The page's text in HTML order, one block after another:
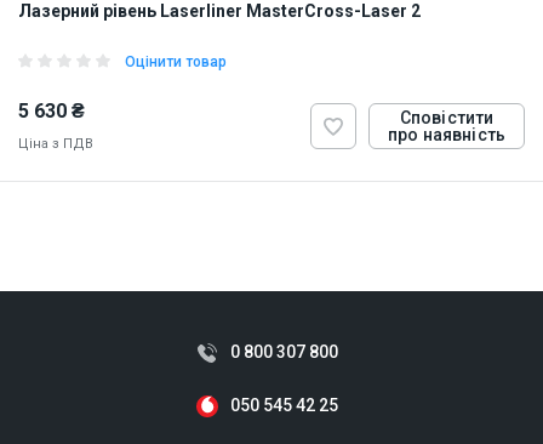
Лазерний рівень Laserliner MasterCross-Laser 2
Оцінити товар
5 630 ₴
Ціна з ПДВ
Сповістити
про наявність
0 800 307 800
050 545 42 25